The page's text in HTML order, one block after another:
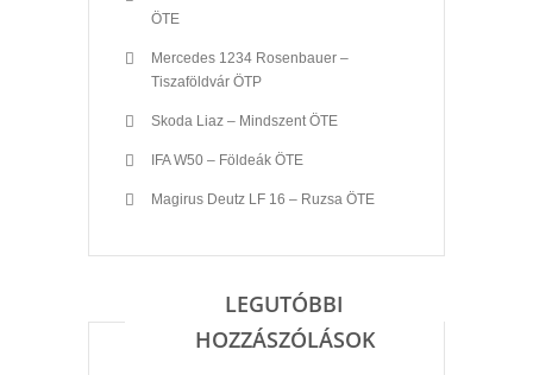
ÖTE
Mercedes 1234 Rosenbauer –
Tiszaföldvár ÖTP
Skoda Liaz – Mindszent ÖTE
IFA W50 – Földeák ÖTE
Magirus Deutz LF 16 – Ruzsa ÖTE
LEGUTÓBBI
HOZZÁSZÓLÁSOK